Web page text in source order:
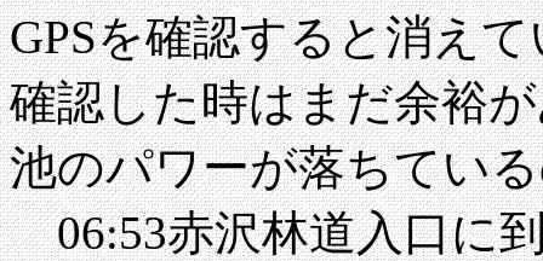
GPSを確認すると消え
確認した時はまだ余裕
池のパワーが落ちてい
06:53赤沢林道入口に